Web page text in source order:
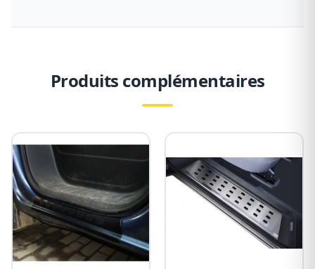
Produits complémentaires